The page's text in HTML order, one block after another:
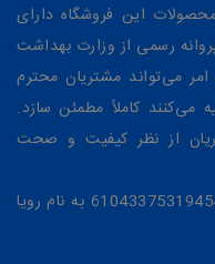
این فروشگاه دارای
رسمی از وزارت بهداشت
می‌تواند مشتریان محترم
می‌کنند کاملاً مطمئن سازد.
از نظر کیفیت و صحت
شماره کارت جهت خرید محصولات : 6104337531945416 به نام رویا